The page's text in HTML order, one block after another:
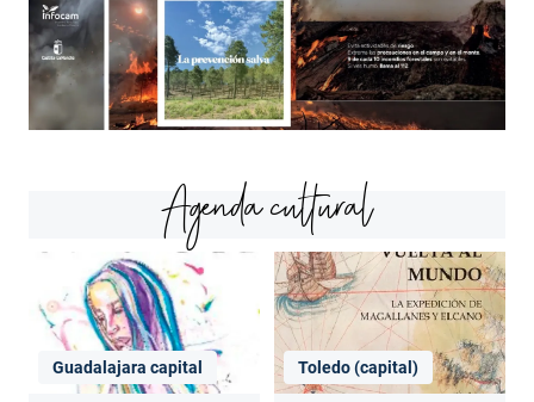
Agenda cultural
Guadalajara capital Toledo (capital)